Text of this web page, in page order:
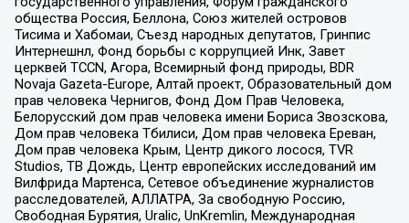
общества Россия, Беллона, Союз жителей островов
Тисима и Хабомаи, Съезд народных депутатов, Гринпис
Интернешнл, Фонд борьбы с коррупцией Инк, Завет
церквей TCCN, Агора, Всемирный фонд природы, BDR
Novaja Gazeta-Europe, Алтай проект, Образовательный дом
прав человека Чернигов, Фонд Дом Прав Человека,
Белорусский дом прав человека имени Бориса Звозскова,
Дом прав человека Тбилиси, Дом прав человека Ереван,
Дом прав человека Крым, Центр дикого лосося, TVR
Studios, ТВ Дождь, Центр европейских исследований им
Вилфрида Мартенса, Сетевое объединение журналистов
расследователей, АЛЛАТРА, За свободную Россию,
Свободная Бурятия, Uralic, UnKremlin, Международная